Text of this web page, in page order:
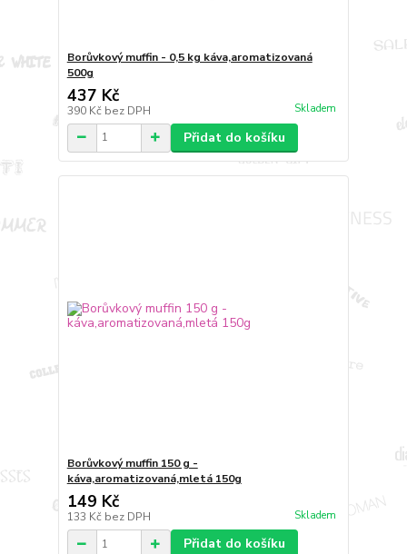
Borůvkový muffin - 0,5 kg káva,aromatizovaná
500g
437 Kč
390 Kč bez DPH Skladem
Přidat do košíku
Borůvkový muffin 150 g -
káva,aromatizovaná,mletá 150g
149 Kč
133 Kč bez DPH Skladem
Přidat do košíku